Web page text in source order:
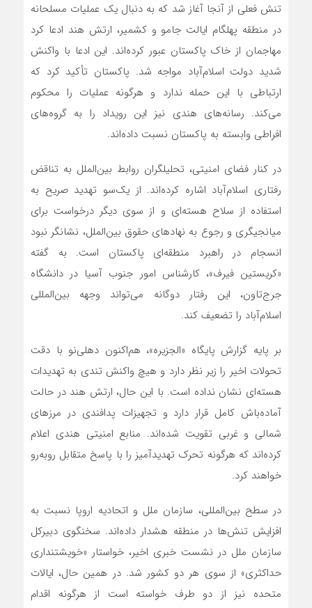
تنش فعلی از آنجا آغاز شد که به دنبال یک عملیات مسلحانه
در منطقه پهلگام ایالت جامو و کشمیر، ارتش هند ادعا کرد
مهاجمان از خاک پاکستان عبور کرده‌اند. این ادعا با واکنش
شدید دولت اسلام‌آباد مواجه شد. پاکستان تأکید کرد که
ارتباطی با این حمله ندارد و هرگونه عملیات را محکوم
می‌کند. رسانه‌های هندی نیز این رویداد را به گروه‌های
افراطی وابسته به پاکستان نسبت داده‌اند.
در کنار فضای امنیتی، تحلیلگران روابط بین‌الملل به تناقض
رفتاری اسلام‌آباد اشاره کرده‌اند. از یک‌سو تهدید صریح به
استفاده از سلاح هسته‌ای و از سوی دیگر درخواست برای
میانجیگری و رجوع به نهادهای حقوق بین‌الملل، نشانگر نبود
انسجام در راهبرد منطقه‌ای پاکستان است. به گفته
«کریستین فیرف»، کارشناس امور جنوب آسیا در دانشگاه
جرج‌تاون، این رفتار دوگانه می‌تواند وجهه بین‌المللی
اسلام‌آباد را تضعیف کند.
بر پایه گزارش پایگاه «الجزیره»، هم‌اکنون دهلی‌نو با دقت
تحولات اخیر را زیر نظر دارد و هیچ واکنش تندی به تهدیدات
هسته‌ای نشان نداده است. با این حال، ارتش هند در حالت
آماده‌باش کامل قرار دارد و تجهیزات پدافندی در مرزهای
شمالی و غربی تقویت شده‌اند. منابع امنیتی هندی اعلام
کرده‌اند که هرگونه تحرک تهدیدآمیز را با پاسخ متقابل روبه‌رو
خواهند کرد.
در سطح بین‌المللی، سازمان ملل و اتحادیه اروپا نسبت به
افزایش تنش‌ها در منطقه هشدار داده‌اند. سخنگوی دبیرکل
سازمان ملل در نشست خبری اخیر، خواستار «خویشتنداری
حداکثری» از سوی هر دو کشور شد. در همین حال، ایالات
متحده نیز از دو طرف خواسته است از هرگونه اقدام